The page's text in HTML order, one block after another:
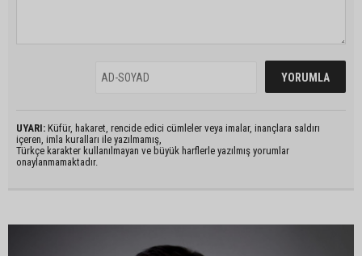
UYARI: Küfür, hakaret, rencide edici cümleler veya imalar, inançlara saldırı
içeren, imla kuralları ile yazılmamış,
Türkçe karakter kullanılmayan ve büyük harflerle yazılmış yorumlar
onaylanmamaktadır.